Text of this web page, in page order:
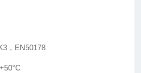
，EN50178